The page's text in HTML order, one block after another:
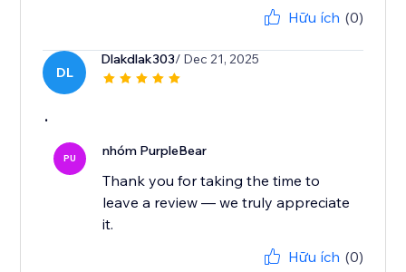
Hữu ích (0)
DL
Dlakdlak303/ Dec 21, 2025
.
PU nhóm PurpleBear
Thank you for taking the time to
leave a review — we truly appreciate
it.
Hữu ích (0)